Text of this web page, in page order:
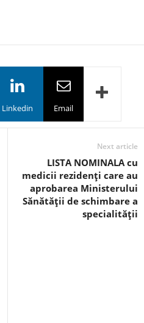
Linkedin Email
Next article
LISTA NOMINALA cu
medicii rezidenţi care au
aprobarea Ministerului
Sănătăţii de schimbare a
specialităţii